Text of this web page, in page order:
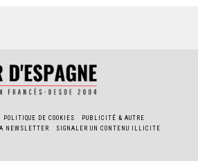
POLITIQUE DE COOKIES
PUBLICITÉ & AUTRE
NEWSLETTER
SIGNALER UN CONTENU ILLICITE